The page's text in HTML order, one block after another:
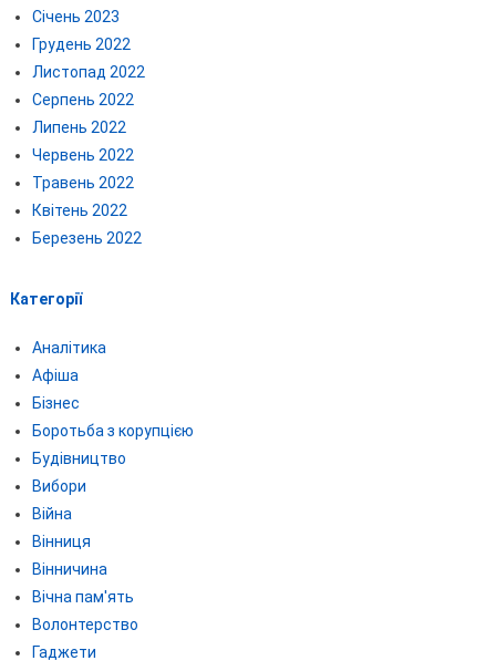
Січень 2023
Грудень 2022
Листопад 2022
Серпень 2022
Липень 2022
Червень 2022
Травень 2022
Квітень 2022
Березень 2022
Категорії
Аналітика
Афіша
Бізнес
Боротьба з корупцією
Будівництво
Вибори
Війна
Вінниця
Вінничина
Вічна пам'ять
Волонтерство
Гаджети